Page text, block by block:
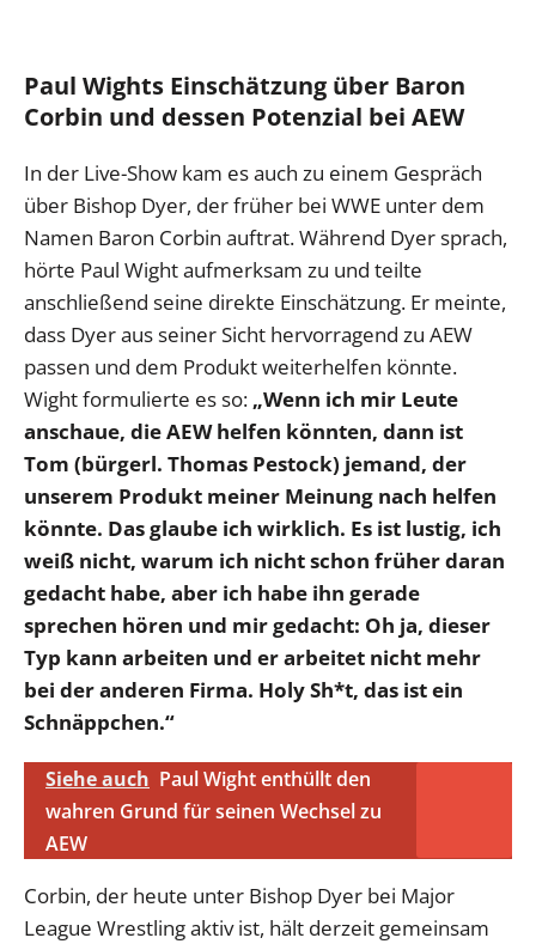
Paul Wights Einschätzung über Baron
Corbin und dessen Potenzial bei AEW
In der Live-Show kam es auch zu einem Gespräch
über Bishop Dyer, der früher bei WWE unter dem
Namen Baron Corbin auftrat. Während Dyer sprach,
hörte Paul Wight aufmerksam zu und teilte
anschließend seine direkte Einschätzung. Er meinte,
dass Dyer aus seiner Sicht hervorragend zu AEW
passen und dem Produkt weiterhelfen könnte.
Wight formulierte es so: „Wenn ich mir Leute
anschaue, die AEW helfen könnten, dann ist
Tom (bürgerl. Thomas Pestock) jemand, der
unserem Produkt meiner Meinung nach helfen
könnte. Das glaube ich wirklich. Es ist lustig, ich
weiß nicht, warum ich nicht schon früher daran
gedacht habe, aber ich habe ihn gerade
sprechen hören und mir gedacht: Oh ja, dieser
Typ kann arbeiten und er arbeitet nicht mehr
bei der anderen Firma. Holy Sh*t, das ist ein
Schnäppchen.“
Siehe auch Paul Wight enthüllt den
wahren Grund für seinen Wechsel zu
AEW
Corbin, der heute unter Bishop Dyer bei Major
League Wrestling aktiv ist, hält derzeit gemeinsam